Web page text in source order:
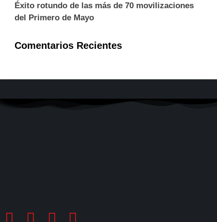
Éxito rotundo de las más de 70 movilizaciones
del Primero de Mayo
Comentarios Recientes